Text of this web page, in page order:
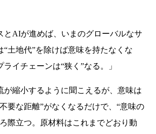
AIが進めば、いまのグローバルなサ
“土地代”を除けば意味を持たなくな
イチェーンは“狭く”なる。」
縮小するように聞こえるが、意味は
要な距離”がなくなるだけで、“意味の
際立つ。原材料はこれまでどおり動